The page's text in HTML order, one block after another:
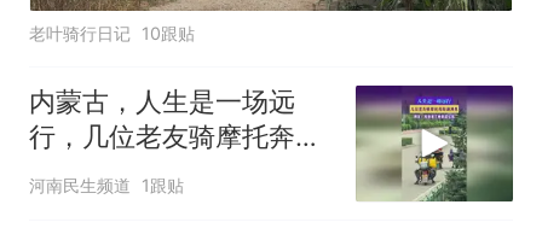
老叶骑行日记 10跟贴
内蒙古，人生是一场远
行，几位老友骑摩托奔赴
满洲里，网友：等我老了
河南民生频道 1跟贴